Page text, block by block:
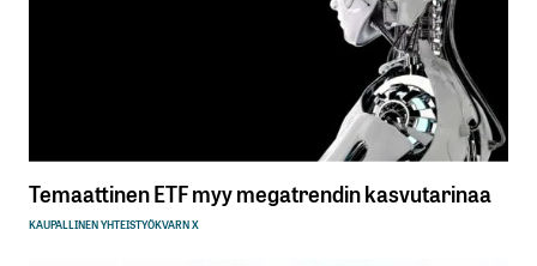
Temaattinen ETF myy megatrendin kasvutarinaa
KAUPALLINEN YHTEISTYÖKVARN X